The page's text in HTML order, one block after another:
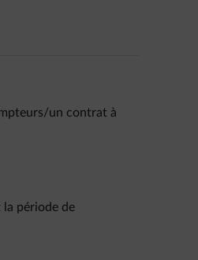
un contrat à
la période de